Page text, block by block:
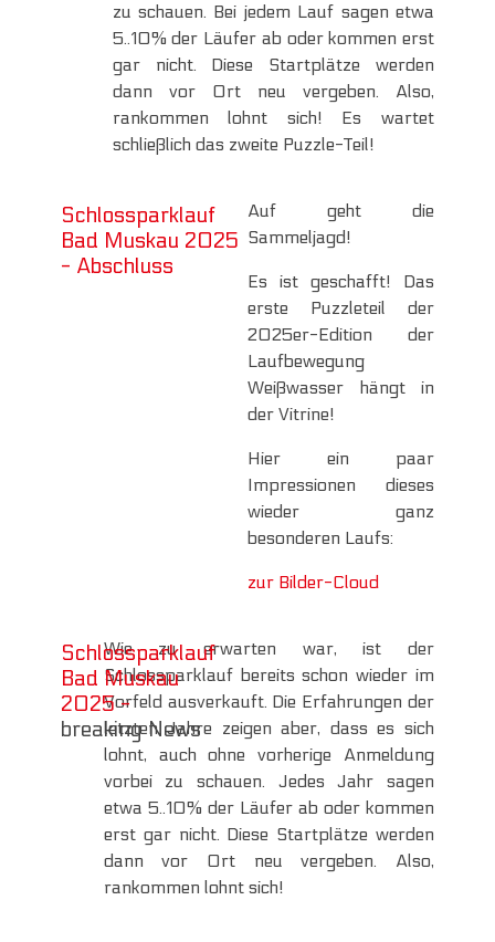
zu schauen. Bei jedem Lauf sagen etwa
5..10% der Läufer ab oder kommen erst
gar nicht. Diese Startplätze werden
dann vor Ort neu vergeben. Also,
rankommen lohnt sich! Es wartet
schließlich das zweite Puzzle-Teil!
Schlossparklauf
Bad Muskau 2025
- Abschluss
Auf geht die
Sammeljagd!
Es ist geschafft! Das
erste Puzzleteil der
2025er-Edition der
Laufbewegung
Weißwasser hängt in
der Vitrine!
Hier ein paar
Impressionen dieses
wieder ganz
besonderen Laufs:
zur Bilder-Cloud
Schlossparklauf
Bad Muskau
2025 -
breaking News
Wie zu erwarten war, ist der
Schlossparklauf bereits schon wieder im
Vorfeld ausverkauft. Die Erfahrungen der
letzten Jahre zeigen aber, dass es sich
lohnt, auch ohne vorherige Anmeldung
vorbei zu schauen. Jedes Jahr sagen
etwa 5..10% der Läufer ab oder kommen
erst gar nicht. Diese Startplätze werden
dann vor Ort neu vergeben. Also,
rankommen lohnt sich!